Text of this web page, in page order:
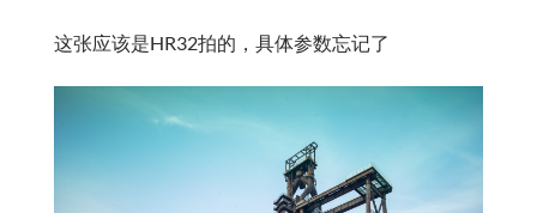
这张应该是HR32拍的，具体参数忘记了